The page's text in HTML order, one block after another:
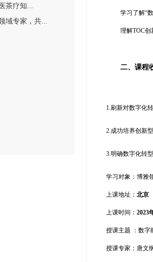
茶疗知...
域专家，共...
学习了解“
理解TOC创
二、课程
1.刷新对数字化
2.成功培养创新
3.明确数字化转
学习对象：博雅
上课地址： 北京
上课时间： 2023
授课主题 ：数字
授课专家：唐文